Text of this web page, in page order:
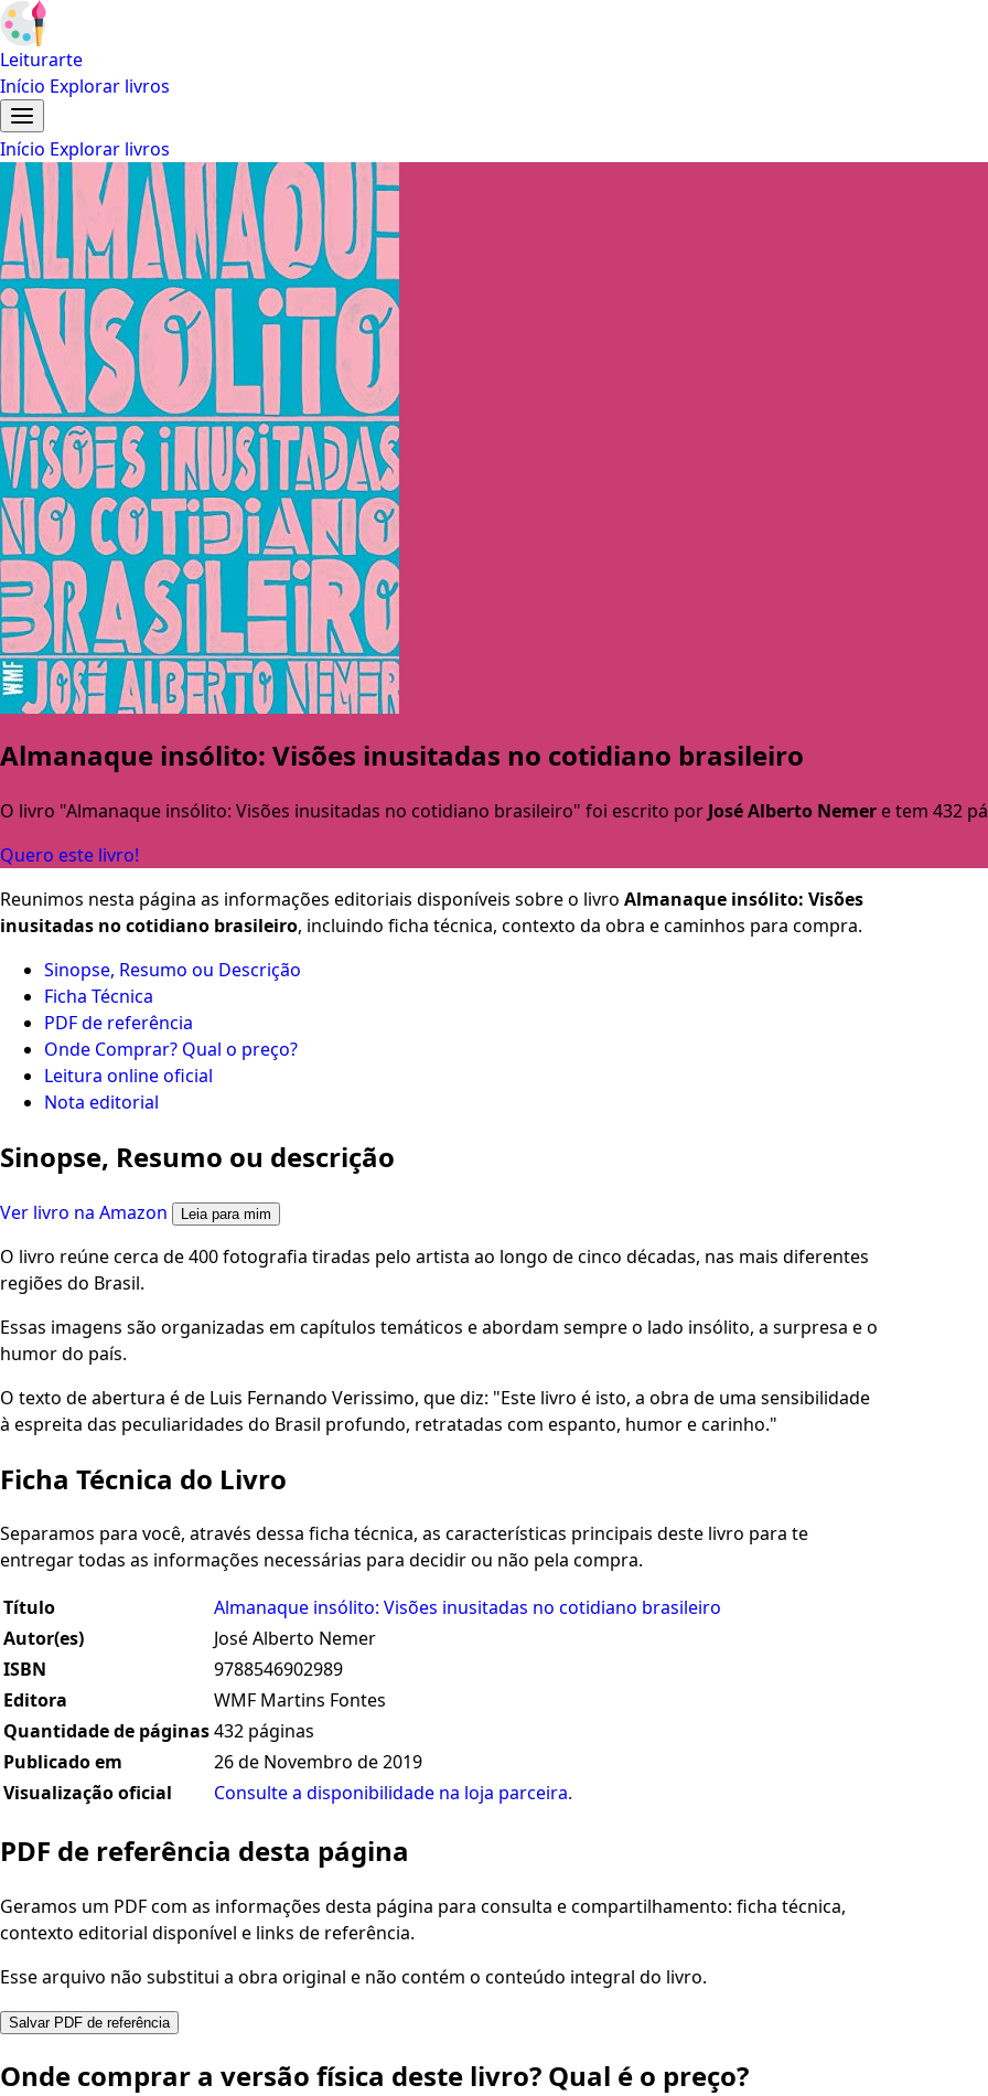
Leiturarte
Início Explorar livros
Início Explorar livros
Almanaque insólito: Visões inusitadas no cotidiano brasileiro
O livro "Almanaque insólito: Visões inusitadas no cotidiano brasileiro" foi escrito por José Alberto Nemer e tem 432
Quero este livro!
Reunimos nesta página as informações editoriais disponíveis sobre o livro Almanaque insólito: Visões
inusitadas no cotidiano brasileiro, incluindo ficha técnica, contexto da obra e caminhos para compra.
Sinopse, Resumo ou Descrição
Ficha Técnica
PDF de referência
Onde Comprar? Qual o preço?
Leitura online oficial
Nota editorial
Sinopse, Resumo ou descrição
Ver livro na Amazon Leia para mim
O livro reúne cerca de 400 fotografia tiradas pelo artista ao longo de cinco décadas, nas mais diferentes
regiões do Brasil.
Essas imagens são organizadas em capítulos temáticos e abordam sempre o lado insólito, a surpresa e o
humor do país.
O texto de abertura é de Luis Fernando Verissimo, que diz: "Este livro é isto, a obra de uma sensibilidade
à espreita das peculiaridades do Brasil profundo, retratadas com espanto, humor e carinho."
Ficha Técnica do Livro
Separamos para você, através dessa ficha técnica, as características principais deste livro para te
entregar todas as informações necessárias para decidir ou não pela compra.
Título
Almanaque insólito: Visões inusitadas no cotidiano brasileiro
Autor(es)
José Alberto Nemer
ISBN
9788546902989
Editora
WMF Martins Fontes
Quantidade de páginas432 páginas
Publicado em
26 de Novembro de 2019
Visualização oficial
Consulte a disponibilidade na loja parceira.
PDF de referência desta página
Geramos um PDF com as informações desta página para consulta e compartilhamento: ficha técnica,
contexto editorial disponível e links de referência.
Esse arquivo não substitui a obra original e não contém o conteúdo integral do livro.
Salvar PDF de referência
Onde comprar a versão física deste livro? Qual é o preço?